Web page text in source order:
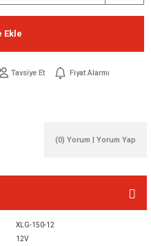
Ekle
Tavsiye Et Fiyat Alarmı
(0) Yorum | Yorum Yap
XLG-150-12
12V